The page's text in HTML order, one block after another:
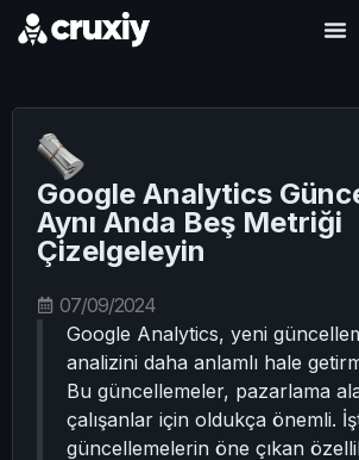
Google Analytics
Aynı Anda Beş Metriği
Çizelgeleyin
07/09/2024
Google Analytics, yeni
analizini daha anlamlı hale
Bu güncellemeler, pazarlama
çalışanlar için oldukça önemli.
güncellemelerin öne çıkan